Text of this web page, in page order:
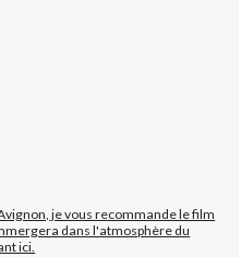
je vous recommande le film
dans l'atmosphère du
ici.